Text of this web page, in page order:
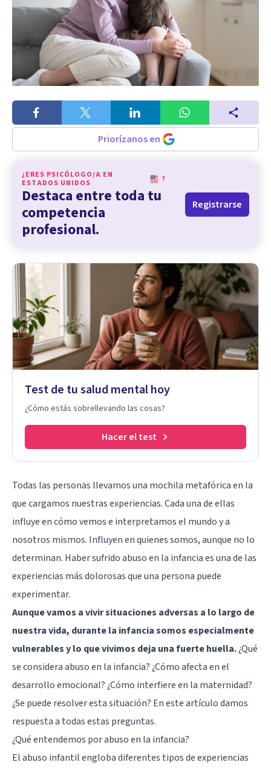
Priorízanos en
¿ERES PSICÓLOGO/A EN
ESTADOS UNIDOS
?
Destaca entre toda tu
competencia
profesional.
Registrarse
Test de tu salud mental hoy
¿Cómo estás sobrellevando las cosas?
Hacer el test
Todas las personas llevamos una mochila metafórica en la
que cargamos nuestras experiencias. Cada una de ellas
influye en cómo vemos e interpretamos el mundo y a
nosotros mismos. Influyen en quienes somos, aunque no lo
determinan. Haber sufrido abuso en la infancia es una de las
experiencias más dolorosas que una persona puede
experimentar.
Aunque vamos a vivir situaciones adversas a lo largo de
nuestra vida, durante la infancia somos especialmente
vulnerables y lo que vivimos deja una fuerte huella.¿Qué
se considera abuso en la infancia? ¿Cómo afecta en el
desarrollo emocional? ¿Cómo interfiere en la maternidad?
¿Se puede resolver esta situación? En este artículo damos
respuesta a todas estas preguntas.
¿Qué entendemos por abuso en la infancia?
El abuso infantil engloba diferentes tipos de experiencias